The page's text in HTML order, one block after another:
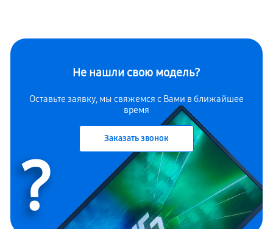
Не нашли свою модель?
Оставьте заявку, мы свяжемся с Вами в ближайшее
время
Заказать звонок
?